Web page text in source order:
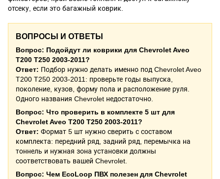
отсеку, если это багажный коврик.
ВОПРОСЫ И ОТВЕТЫ
Вопрос: Подойдут ли коврики для Chevrolet Aveo
T200 T250 2003-2011?
Ответ: Подбор нужно делать именно под Chevrolet Aveo
T200 T250 2003-2011: проверьте годы выпуска,
поколение, кузов, форму пола и расположение руля.
Одного названия Chevrolet недостаточно.
Вопрос: Что проверить в комплекте 5 шт для
Chevrolet Aveo T200 T250 2003-2011?
Ответ: Формат 5 шт нужно сверить с составом
комплекта: передний ряд, задний ряд, перемычка на
тоннель и нужная зона установки должны
соответствовать вашей Chevrolet.
Вопрос: Чем EcoLoop ПВХ полезен для Chevrolet